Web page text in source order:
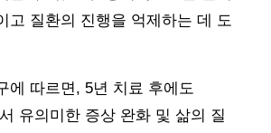
고 질환의 진행을 억제하는 데 도
에 따르면, 5년 치료 후에도
유의미한 증상 완화 및 삶의 질